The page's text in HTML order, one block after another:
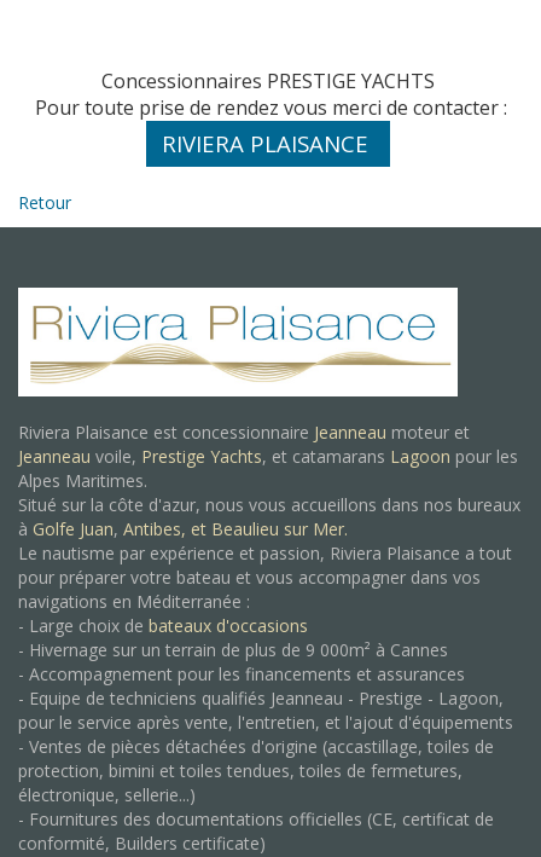
Concessionnaires PRESTIGE YACHTS
Pour toute prise de rendez vous merci de contacter :
RIVIERA PLAISANCE
Retour
Riviera Plaisance est concessionnaire Jeanneau moteur et
Jeanneau voile, Prestige Yachts, et catamarans Lagoon pour les
Alpes Maritimes.
Situé sur la côte d'azur, nous vous accueillons dans nos bureaux
à Golfe Juan, Antibes, et Beaulieu sur Mer.
Le nautisme par expérience et passion, Riviera Plaisance a tout
pour préparer votre bateau et vous accompagner dans vos
navigations en Méditerranée :
- Large choix de bateaux d'occasions
- Hivernage sur un terrain de plus de 9 000m² à Cannes
- Accompagnement pour les financements et assurances
- Equipe de techniciens qualifiés Jeanneau - Prestige - Lagoon,
pour le service après vente, l'entretien, et l'ajout d'équipements
- Ventes de pièces détachées d'origine (accastillage, toiles de
protection, bimini et toiles tendues, toiles de fermetures,
électronique, sellerie...)
- Fournitures des documentations officielles (CE, certificat de
conformité, Builders certificate)